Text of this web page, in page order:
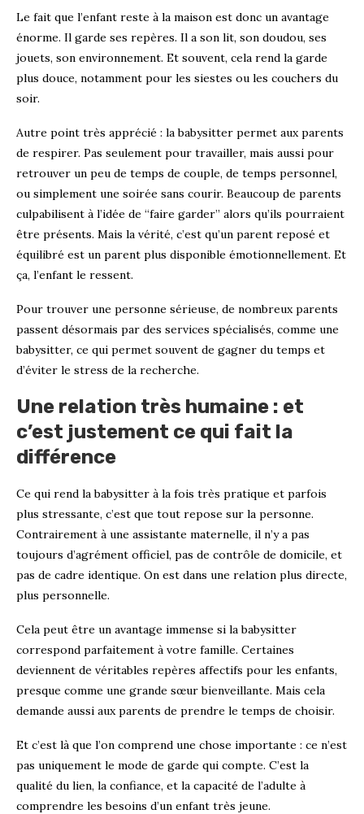
Le fait que l’enfant reste à la maison est donc un avantage
énorme. Il garde ses repères. Il a son lit, son doudou, ses
jouets, son environnement. Et souvent, cela rend la garde
plus douce, notamment pour les siestes ou les couchers du
soir.
Autre point très apprécié : la babysitter permet aux parents
de respirer. Pas seulement pour travailler, mais aussi pour
retrouver un peu de temps de couple, de temps personnel,
ou simplement une soirée sans courir. Beaucoup de parents
culpabilisent à l’idée de “faire garder” alors qu’ils pourraient
être présents. Mais la vérité, c’est qu’un parent reposé et
équilibré est un parent plus disponible émotionnellement. Et
ça, l’enfant le ressent.
Pour trouver une personne sérieuse, de nombreux parents
passent désormais par des services spécialisés, comme une
babysitter, ce qui permet souvent de gagner du temps et
d’éviter le stress de la recherche.
Une relation très humaine : et
c’est justement ce qui fait la
différence
Ce qui rend la babysitter à la fois très pratique et parfois
plus stressante, c’est que tout repose sur la personne.
Contrairement à une assistante maternelle, il n’y a pas
toujours d’agrément officiel, pas de contrôle de domicile, et
pas de cadre identique. On est dans une relation plus directe,
plus personnelle.
Cela peut être un avantage immense si la babysitter
correspond parfaitement à votre famille. Certaines
deviennent de véritables repères affectifs pour les enfants,
presque comme une grande sœur bienveillante. Mais cela
demande aussi aux parents de prendre le temps de choisir.
Et c’est là que l’on comprend une chose importante : ce n’est
pas uniquement le mode de garde qui compte. C’est la
qualité du lien, la confiance, et la capacité de l’adulte à
comprendre les besoins d’un enfant très jeune.